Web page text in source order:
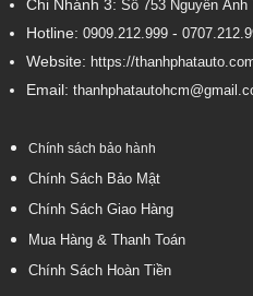
Chi Nhánh 3: Số 753Nguyễn Ảnh
Hotline: 0909.212.999-
Website: https://
Email:
Chính sách bảo hành
Chính Sách Bảo Mật
Chính Sách Giao Hàng
Mua Hàng & Thanh Toán
Chính Sách Hoàn Tiền